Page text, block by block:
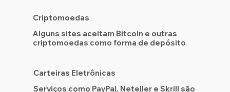
Criptomoedas
Alguns sites aceitam Bitcoin e outras
criptomoedas como forma de depósito
Carteiras Eletrônicas
Serviços como PayPal, Neteller e Skrill são